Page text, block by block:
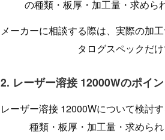
の種類・板厚・加工量・求めら
メーカーに相談する際は、実際の加
タログスペックだ
2. レーザー溶接 12000Wのポイン
レーザー溶接 12000Wについて検討
種類・板厚・加工量・求めら